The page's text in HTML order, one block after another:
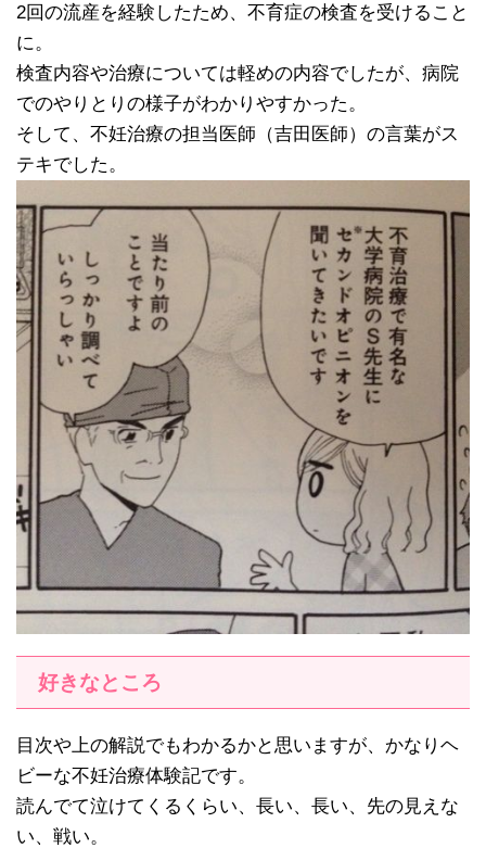
2回の流産を経験したため、不育症の検査を受けること
に。
検査内容や治療については軽めの内容でしたが、病院
でのやりとりの様子がわかりやすかった。
そして、不妊治療の担当医師（吉田医師）の言葉がス
テキでした。
好きなところ
目次や上の解説でもわかるかと思いますが、かなりヘ
ビーな不妊治療体験記です。
読んでて泣けてくるくらい、長い、長い、先の見えな
い、戦い。